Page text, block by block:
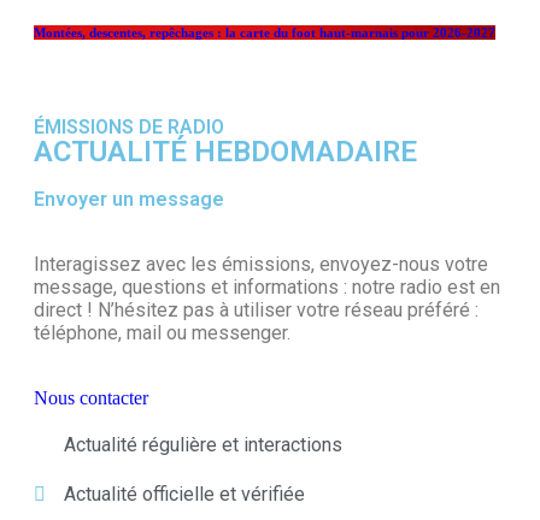
Montées, descentes, repêchages : la carte du foot haut-marnais pour 2026-2027
ÉMISSIONS DE RADIO
ACTUALITÉ HEBDOMADAIRE
Envoyer un message
Interagissez avec les émissions, envoyez-nous votre
message, questions et informations : notre radio est en
direct ! N’hésitez pas à utiliser votre réseau préféré :
téléphone, mail ou messenger.
Nous contacter
Actualité régulière et interactions
Actualité officielle et vérifiée